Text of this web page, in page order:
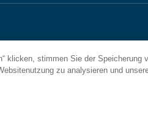
| Nederland
klicken, stimmen Sie der
zu analysieren und